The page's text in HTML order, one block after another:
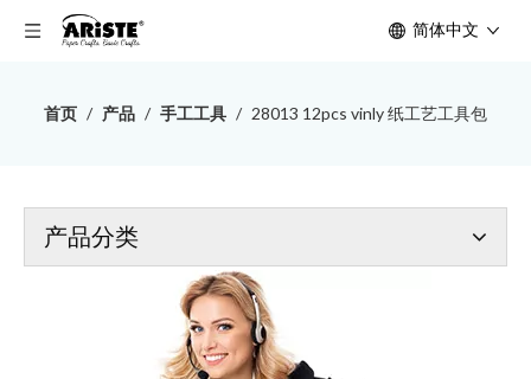
简体中文
首页 / 产品 / 手工工具 / 28013 12pcs vinly 纸工艺工具包
产品分类